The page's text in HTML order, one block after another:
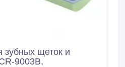
зубных щеток и
9003B,